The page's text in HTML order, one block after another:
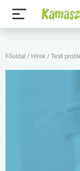
Főoldal / Hírek / Testi